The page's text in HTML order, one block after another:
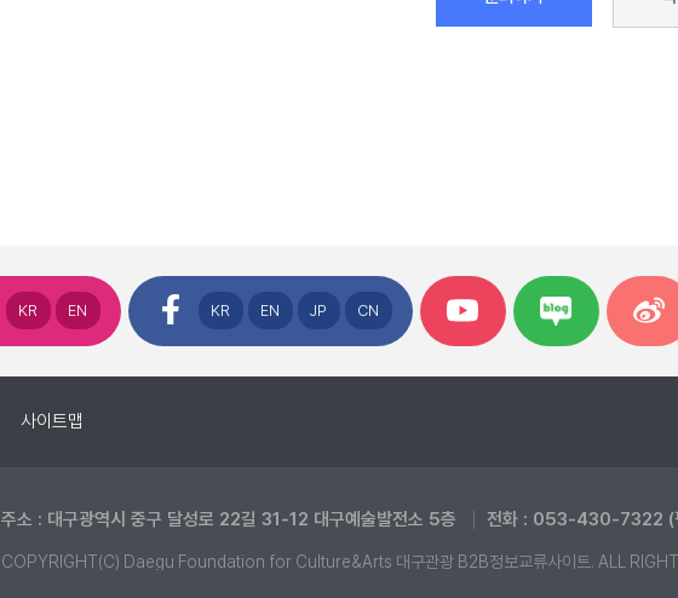
KR EN KR EN JP CN
사이트맵
주소 : 대구광역시 중구 달성로 22길 31-12 대구예술발전소 5층 전화 : 053-430-7322
COPYRIGHT(C) Daegu Foundation for Culture&Arts 대구관광 B2B정보교류사이트. ALL